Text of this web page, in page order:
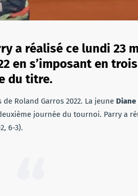
a réalisé ce lundi 23
en s’imposant en
du titre.
Roland Garros 2022. La jeune
journée du tournoi. Parry a
6-3).